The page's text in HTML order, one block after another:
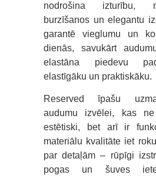
nodrošina izturību,
burzīšanos un elegantu
garantē vieglumu un
dienās, savukārt
elastāna piedevu
elastīgāku un praktiskāku.
Reserved īpašu
audumu izvēlei, kas
estētiski, bet arī ir
materiālu kvalitāte iet
par detaļām – rūpīgi
pogas un šuves